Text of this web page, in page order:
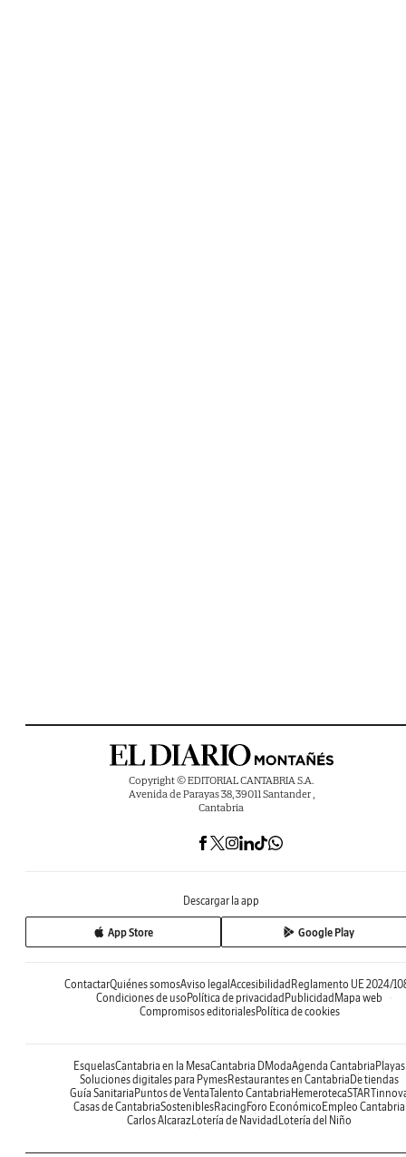
Copyright © EDITORIAL CANTABRIA S.A.
Avenida de Parayas 38, 39011 Santander ,
Cantabria
Descargar la app
App Store Google Play
ContactarQuiénes somosAviso legal Accesibilidad Reglamento UE 2024/
Condiciones de uso Política de privacidad Publicidad Mapa web
Compromisos editorialesPolítica de cookies
EsquelasCantabria en la MesaCantabria DModaAgenda Cantabria Playas
Soluciones digitales para PymesRestaurantes en Cantabria De tiendas
Guía Sanitaria Puntos de VentaTalento Cantabria Hemeroteca
Casas de CantabriaSosteniblesRacing Foro Económico Empleo Cantabria
Carlos AlcarazLotería de Navidad Lotería del Niño